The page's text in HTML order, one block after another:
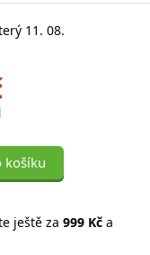
11. 08.
košíku
ještě za 999 Kč a